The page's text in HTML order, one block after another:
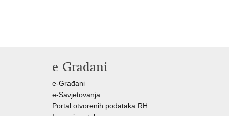
e-Građani
e-Građani
e-Savjetovanja
Portal otvorenih podataka RH